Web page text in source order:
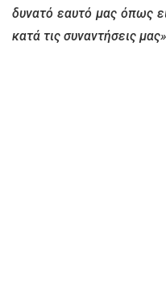
δυνατό εαυτό μας όπως
κατά τις συναντήσεις μας»